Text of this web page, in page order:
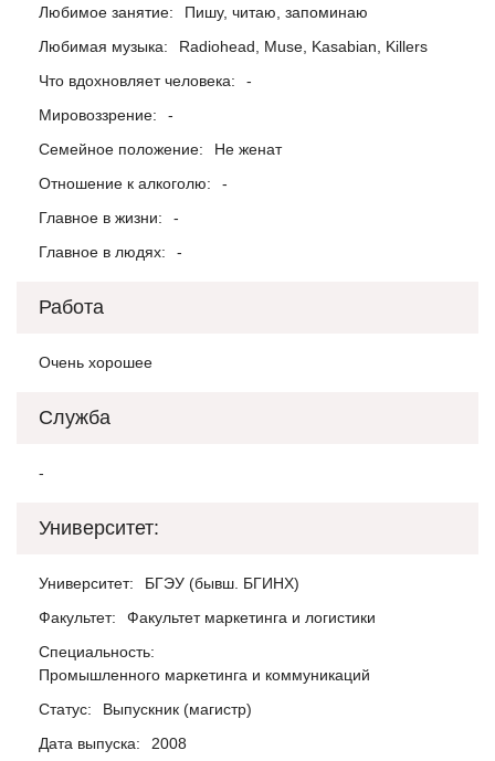
Любимое занятие:
Пишу, читаю, запоминаю
Любимая музыка:
Radiohead, Muse, Kasabian, Killers
Что вдохновляет человека:
-
Мировоззрение:
-
Семейное положение:
Не женат
Отношение к алкоголю:
-
Главное в жизни:
-
Главное в людях:
-
Работа
Очень хорошее
Служба
-
Университет:
Университет:
БГЭУ (бывш. БГИНХ)
Факультет:
Факультет маркетинга и логистики
Специальность:
Промышленного маркетинга и коммуникаций
Статус:
Выпускник (магистр)
Дата выпуска:
2008